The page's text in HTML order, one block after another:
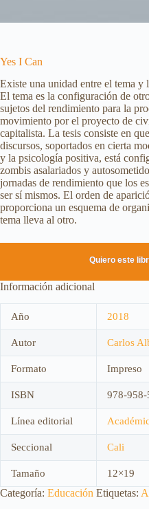
Yes I Can
Existe una unidad entre el tema y
El tema es la configuración de
sujetos del rendimiento para la
movimiento por el proyecto de
capitalista. La tesis consiste en
discursos, soportados en cierta
y la psicología positiva, está
zombis asalariados y
jornadas de rendimiento que los
ser sí mismos. El orden de
proporciona un esquema de
tema lleva al otro.
Quiero este
Información adicional
Año 2018
Autor Carlos
Formato Impreso
ISBN 978-
Línea editorial
Seccional Cali
Tamaño 12×19
Categoría: Educación Etiquetas: